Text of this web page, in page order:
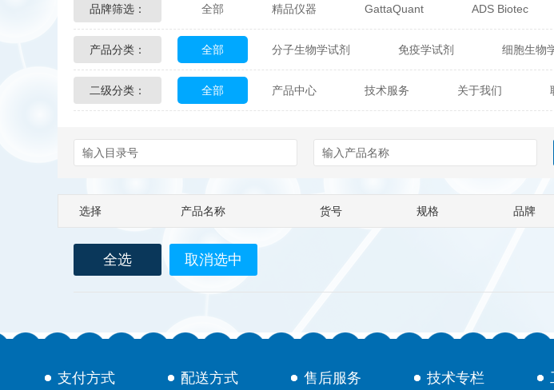
品牌筛选： 全部 精品仪器 GattaQuant ADS Biotec
Glycon Biochem Sterlitech 热销产品 辰辉
Echelon Biosciences Verichem Laboratories Vicbio
Biotez Berlin Diametra ChemPep Eagle
Berry & Associates
Abbexa AbD Serotec Abnova Active Motif
产品分类： 全部 分子生物学试剂 免疫学试剂 细胞生物
化学及生物化学试剂 材料学试剂 仪器及设备
二级分类： 全部 产品中心 技术服务 关于我们
选择 产品名称 货号 规格 品牌
全选 取消选中
支付方式 配送方式 售后服务 技术专栏